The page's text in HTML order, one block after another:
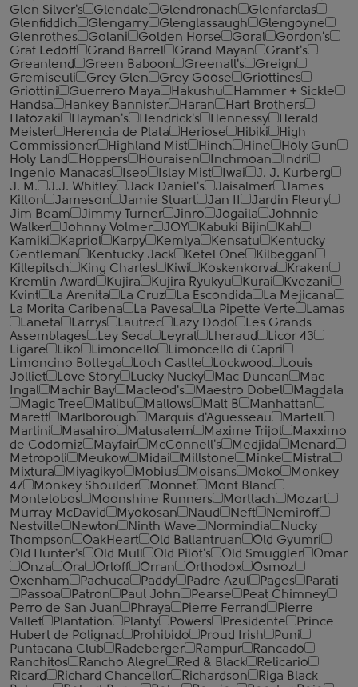
Glen Silver's
Glendale Glendronach
Glenfarclas
Glenfiddich
Glengarry Glenglassaugh
Glengoyne
Glenrothes
Golani Golden Horse Goral
Gordon's
Graf Ledoff
Grand Barrel Grand Mayan
Grant's
Greanlend
Green Baboon Greenall's
Greign
Gremiseuli
Grey Glen Grey Goose
Griottines
Griottini
Guerrero Maya Hakushu
Hammer + Sickle
Handsa
Hankey Bannister Haran
Hart Brothers
Hatozaki
Hayman's Hendrick's Hennessy
Herald
Meister
Herencia de Plata Heriose Hibiki
High
Commissioner
Highland Mist Hinch Hine
Holy Gun
Holy Land
Hoppers Houraisen Inchmoan
Indri
Ingenio Manacas
Iseo Islay Mist Iwai
J. J. Kurberg
J. M.
J.J. Whitley Jack Daniel's Jaisalmer
James
Kilton
Jameson Jamie Stuart Jan II
Jardin Fleury
Jim Beam
Jimmy Turner Jinro Jogaila
Johnnie
Walker
Johnny Volmer JOY Kabuki Bijin
Kah
Kamiki
Kapriol Karpy Kemlya Kensatu
Kentucky
Gentleman
Kentucky Jack Ketel One
Kilbeggan
Killepitsch
King Charles Kiwi Koskenkorva
Kraken
Kremlin Award
Kujira Kujira Ryukyu Kurai
Kvezani
Kvint
La Arenita La Cruz La Escondida
La Mejicana
La Morita Caribena
La Pavesa La Pipette Verte
Lamas
Laneta
Larrys Lautrec Lazy Dodo
Les Grands
Assemblages
Ley Seca Leyrat Lheraud
Licor 43
Ligare
Liko Limoncello
Limoncello di Capri
Limoncino Bottega
Loch Castle Lockwood
Louis
Jolliet
Love Story Lucky Nucky Mac Duncan
Mac
Ingal
Machir Bay Macleod's Maestro Dobel
Magdala
Magic Tree
Malibu Mallows Malt B
Manhattan
Marett
Marlborough Marquis d'Aguesseau
Martell
Martini
Masahiro Matusalem Maxime Trijol
Maxximo
de Codorniz
Mayfair McConnell's Medjida
Menard
Metropoli
Meukow Midai Millstone Minke
Mistral
Mixtura
Miyagikyo Mobius Moisans Moko
Monkey
47
Monkey Shoulder Monnet
Mont Blanc
Montelobos
Moonshine Runners Mortlach
Mozart
Murray McDavid
Myokosan Naud Neft
Nemiroff
Nestville
Newton Ninth Wave Normindia
Nucky
Thompson
OakHeart Old Ballantruan
Old Gyumri
Old Hunter's
Old Mull Old Pilot's Old Smuggler
Omar
Onza
Ora Orloff Orran Orthodox
Osmoz
Oxenham
Pachuca Paddy Padre Azul Pages
Parati
Passoa
Patron Paul John Pearse
Peat Chimney
Perro de San Juan
Phraya Pierre Ferrand
Pierre
Vallet
Plantation Planty Powers Presidente
Prince
Hubert de Polignac
Prohibido Proud Irish
Puni
Puntacana Club
Radeberger Rampur
Rancado
Ranchitos
Rancho Alegre Red & Black
Relicario
Ricard
Richard Chancellor Richardson
Riga Black